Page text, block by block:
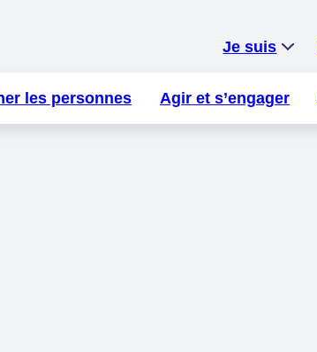
Je suis
les personnes Agir et s’engager